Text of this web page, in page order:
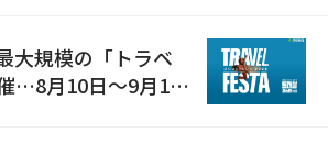
大規模の「トラベ
…8月10日～9月11